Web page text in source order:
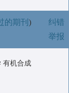
的期刊 )
纠错
举报
有机合成